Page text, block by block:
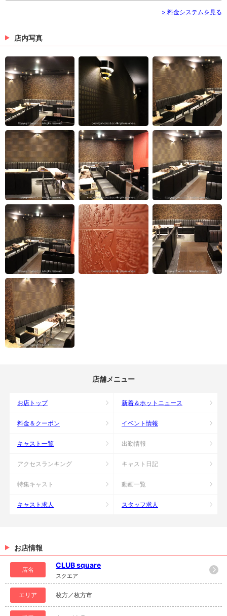
> 料金システムを見る
店内写真
店舗メニュー
お店トップ 新着＆ホットニュース
料金＆クーポン イベント情報
キャスト一覧 出勤情報
アクセスランキング キャスト日記
特集キャスト 動画一覧
キャスト求人 スタッフ求人
お店情報
店名
CLUB square
スクエア
エリア 枚方／枚方市